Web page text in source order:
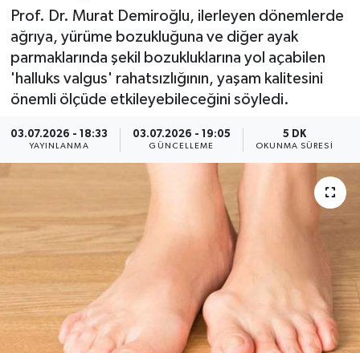
Prof. Dr. Murat Demiroğlu, ilerleyen dönemlerde
ağrıya, yürüme bozukluğuna ve diğer ayak
parmaklarında şekil bozukluklarına yol açabilen
'halluks valgus' rahatsızlığının, yaşam kalitesini
önemli ölçüde etkileyebileceğini söyledi.
03.07.2026 - 18:33
YAYINLANMA
03.07.2026 - 19:05
GÜNCELLEME
5 DK
OKUNMA SÜRESI
Sağlık
Si̇yaset
Spor
Yaşam
Bi̇li̇m & Teknoloji̇
Eği̇ti̇m
Son Dakika Haberleri
Haber Arşivi